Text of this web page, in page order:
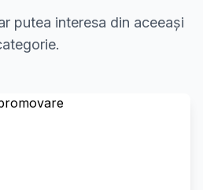
putea interesa din aceeași